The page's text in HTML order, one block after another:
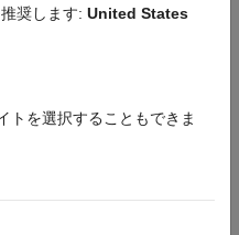
奨します: United States
トを選択することもできま